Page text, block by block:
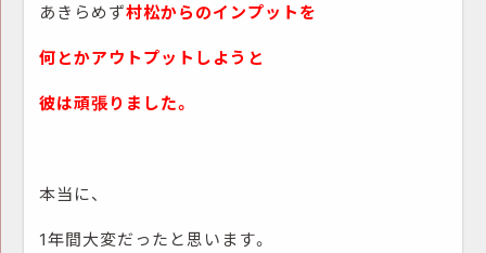
あきらめず村松からのインプットを
何とかアウトプットしようと
彼は頑張りました。
本当に、
1年間大変だったと思います。